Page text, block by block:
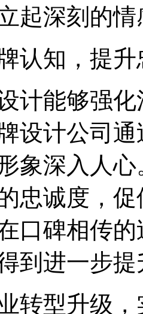
起深刻的
认知，提
计能够强
设计公司
象深入人
忠诚度，
口碑相传
到进一步提
转型升级